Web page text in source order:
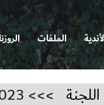
الملفات
>>> 2023-2024